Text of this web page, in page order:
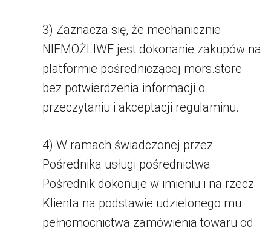
3) Zaznacza się, że mechanicznie
NIEMOŻLIWE jest dokonanie zakupów na
platformie pośredniczącej mors.store
bez potwierdzenia informacji o
przeczytaniu i akceptacji regulaminu.
4) W ramach świadczonej przez
Pośrednika usługi pośrednictwa
Pośrednik dokonuje w imieniu i na rzecz
Klienta na podstawie udzielonego mu
pełnomocnictwa zamówienia towaru od